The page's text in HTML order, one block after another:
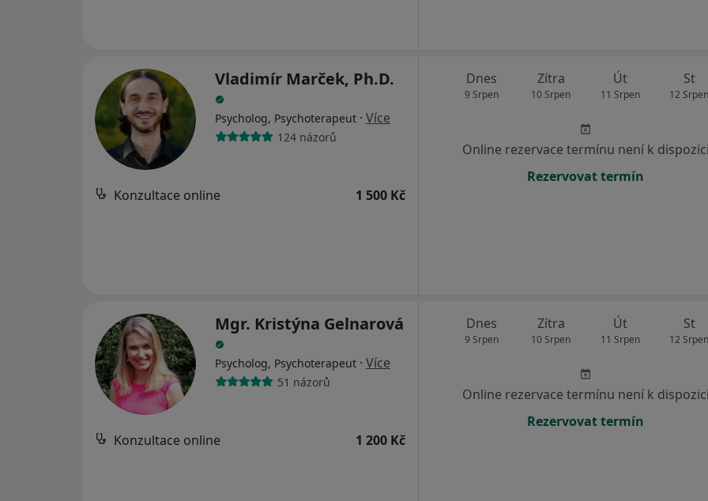
Vladimír Marček, Ph.D.
Psycholog, Psychoterapeut · Více
124 názorů
Konzultace online 1 500 Kč
Dnes
9 Srpen
Zítra
10 Srpen
Út
11 Srpen
St
12 Srpen
Online rezervace termínu není k dispozici
Rezervovat termín
Mgr. Kristýna Gelnarová
Psycholog, Psychoterapeut · Více
51 názorů
Konzultace online 1 200 Kč
Dnes
9 Srpen
Zítra
10 Srpen
Út
11 Srpen
St
12 Srpen
Online rezervace termínu není k dispozici
Rezervovat termín